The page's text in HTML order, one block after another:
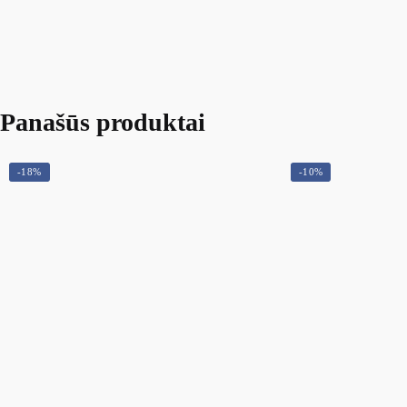
Panašūs produktai
-18% -10%